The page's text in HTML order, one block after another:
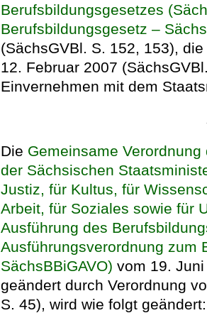
Berufsbildungsgesetzes
Berufsbildungsgesetz –
(SächsGVBl. S. 152, 153),
12. Februar 2007
Einvernehmen mit dem
Die Gemeinsame
der Sächsischen
Justiz, für Kultus, für
Arbeit, für Soziales sowie für
Ausführung des
Ausführungsverordnung zum
SächsBBiGAVO) vom 19.
geändert durch Verordnung
S. 45), wird wie folgt geändert: